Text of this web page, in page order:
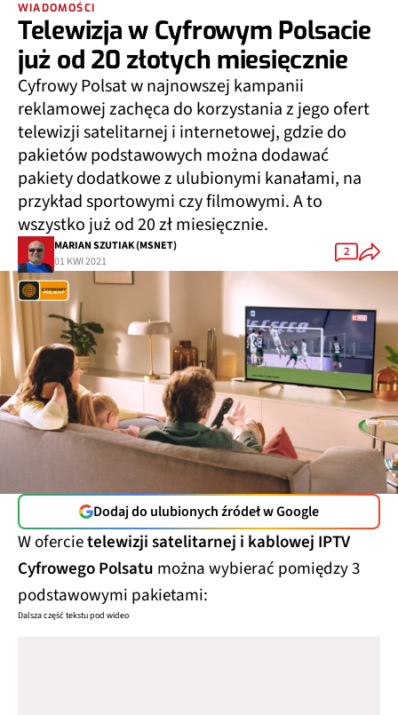
WIADOMOŚCI
Telewizja w Cyfrowym Polsacie
już od 20 złotych miesięcznie
Cyfrowy Polsat w najnowszej kampanii
reklamowej zachęca do korzystania z jego ofert
telewizji satelitarnej i internetowej, gdzie do
pakietów podstawowych można dodawać
pakiety dodatkowe z ulubionymi kanałami, na
przykład sportowymi czy filmowymi. A to
wszystko już od 20 zł miesięcznie.
MARIAN SZUTIAK (MSNET)
01 KWI 2021
2
Dodaj do ulubionych źródeł w Google
W ofercietelewizji satelitarnej i kablowej IPTV
Cyfrowego Polsatu można wybierać pomiędzy 3
podstawowymi pakietami:
Dalsza część tekstu pod wideo